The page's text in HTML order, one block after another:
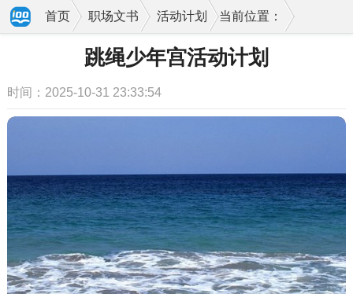
当前位置：
首页 职场文书 活动计划
跳绳少年宫活动计划
时间：2025-10-31 23:33:54